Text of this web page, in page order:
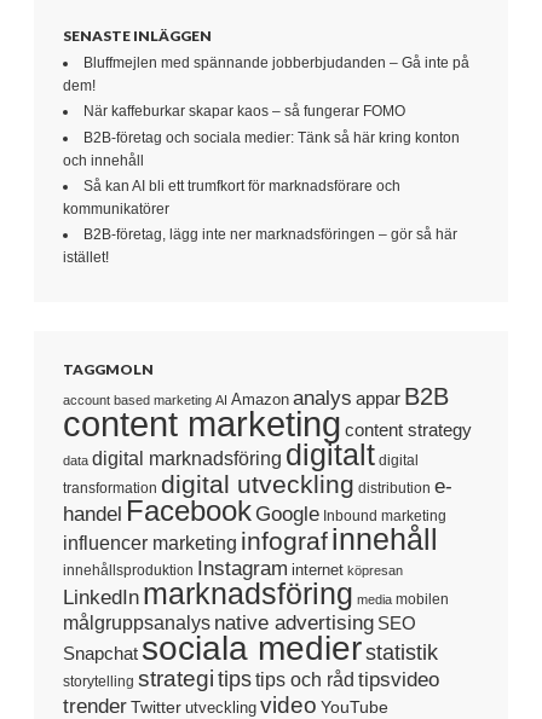
SENASTE INLÄGGEN
Bluffmejlen med spännande jobberbjudanden – Gå inte på
dem!
När kaffeburkar skapar kaos – så fungerar FOMO
B2B-företag och sociala medier: Tänk så här kring konton
och innehåll
Så kan AI bli ett trumfkort för marknadsförare och
kommunikatörer
B2B-företag, lägg inte ner marknadsföringen – gör så här
istället!
TAGGMOLN
account based marketing AI Amazon analys appar B2B
content marketing content strategy
data digital marknadsföring digitalt digital
transformation digital utveckling distribution e-
handel Facebook Google Inbound marketing
influencer marketing infografinnehåll
innehållsproduktion Instagram internet köpresan
LinkedIn marknadsföring media mobilen
målgruppsanalys native advertising SEO
Snapchat sociala medierstatistik
storytelling strategi tipstips och råd tipsvideo
trenderTwitter utveckling video YouTube